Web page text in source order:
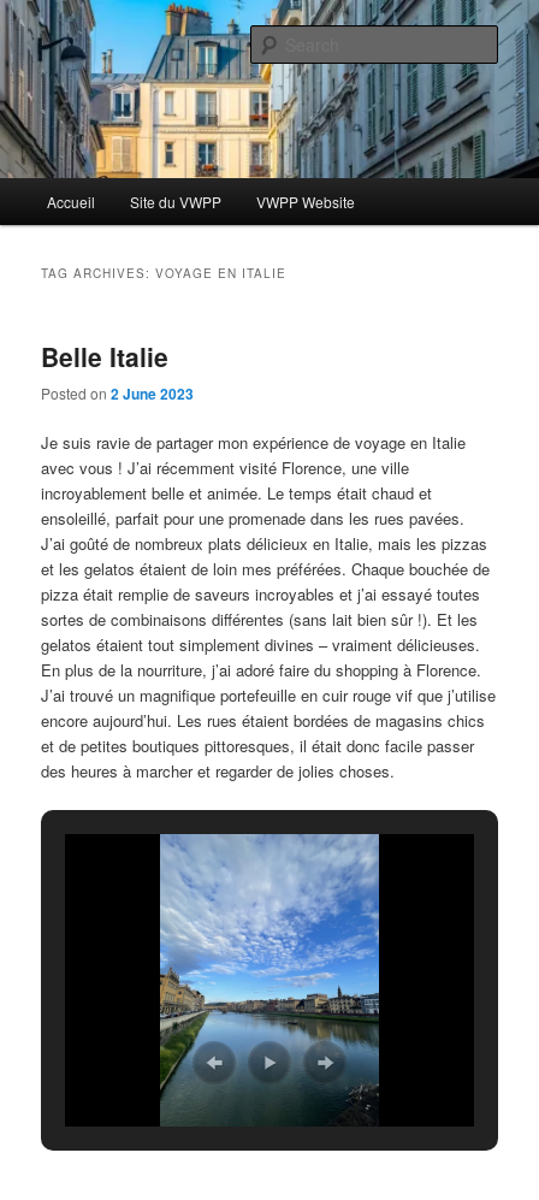
Skip
primary
content
Skip
secondary
contentBlog VWPP
Le blog des étudiants du Vassar-Wesleyan Programme à Paris
Accueil Site du VWPP VWPP Website
TAG ARCHIVES:VOYAGE EN ITALIE
Belle Italie
Posted on2 June 2023
Je suis ravie de partager mon expérience de voyage en Italie
avec vous ! J’ai récemment visité Florence, une ville
incroyablement belle et animée. Le temps était chaud et
ensoleillé, parfait pour une promenade dans les rues pavées.
J’ai goûté de nombreux plats délicieux en Italie, mais les pizzas
et les gelatos étaient de loin mes préférées. Chaque bouchée de
pizza était remplie de saveurs incroyables et j’ai essayé toutes
sortes de combinaisons différentes (sans lait bien sûr !). Et les
gelatos étaient tout simplement divines – vraiment délicieuses.
En plus de la nourriture, j’ai adoré faire du shopping à Florence.
J’ai trouvé un magnifique portefeuille en cuir rouge vif que j’utilise
encore aujourd’hui. Les rues étaient bordées de magasins chics
et de petites boutiques pittoresques, il était donc facile passer
des heures à marcher et regarder de jolies choses.